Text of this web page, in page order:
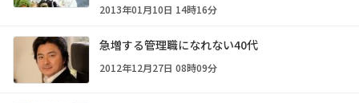
2013年01月10日 14時16分
急増する管理職になれない40代
2012年12月27日 08時09分